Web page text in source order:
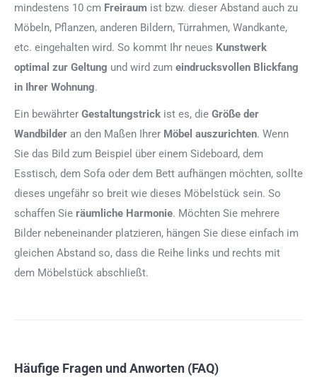
mindestens 10 cm Freiraum ist bzw. dieser Abstand auch zu
Möbeln, Pflanzen, anderen Bildern, Türrahmen, Wandkante,
etc. eingehalten wird. So kommt Ihr neues Kunstwerk
optimal zur Geltung und wird zum eindrucksvollen Blickfang
in Ihrer Wohnung.
Ein bewährter Gestaltungstrick ist es, die Größe der
Wandbilder an den Maßen Ihrer Möbel auszurichten. Wenn
Sie das Bild zum Beispiel über einem Sideboard, dem
Esstisch, dem Sofa oder dem Bett aufhängen möchten, sollte
dieses ungefähr so breit wie dieses Möbelstück sein. So
schaffen Sie räumliche Harmonie. Möchten Sie mehrere
Bilder nebeneinander platzieren, hängen Sie diese einfach im
gleichen Abstand so, dass die Reihe links und rechts mit
dem Möbelstück abschließt.
Häufige Fragen und Anworten (FAQ)